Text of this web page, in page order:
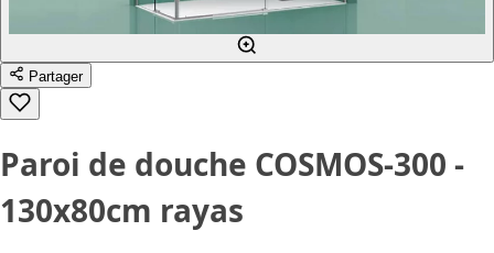
Partager
Paroi de douche COSMOS-300 -
130x80cm rayas